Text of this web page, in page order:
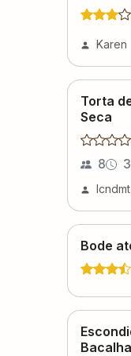
Karen
Torta
Seca
8
lcndmt
Bode